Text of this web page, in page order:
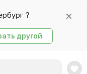
?
другой